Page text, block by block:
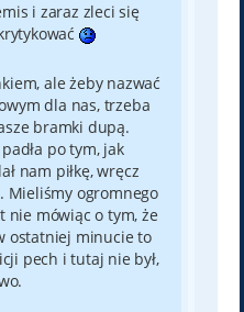
i zaraz zleci się
ale żeby nazwać
dla nas, trzeba
bramki dupą.
po tym, jak
nam piłkę, wręcz
Mieliśmy ogromnego
nie mówiąc o tym, że
ostatniej minucie to
pech i tutaj nie był,